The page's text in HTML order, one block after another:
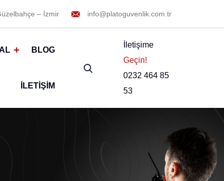
– İzmir info@platoguvenlik.com.tr
BLOG
İLETIŞIM
İletişime
Geçin!
0232 464 85
53